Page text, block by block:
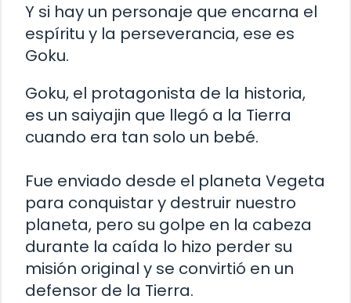
Y si hay un personaje que encarna el
espíritu y la perseverancia, ese es
Goku.
Goku, el protagonista de la historia,
es un saiyajin que llegó a la Tierra
cuando era tan solo un bebé.
Fue enviado desde el planeta Vegeta
para conquistar y destruir nuestro
planeta, pero su golpe en la cabeza
durante la caída lo hizo perder su
misión original y se convirtió en un
defensor de la Tierra.